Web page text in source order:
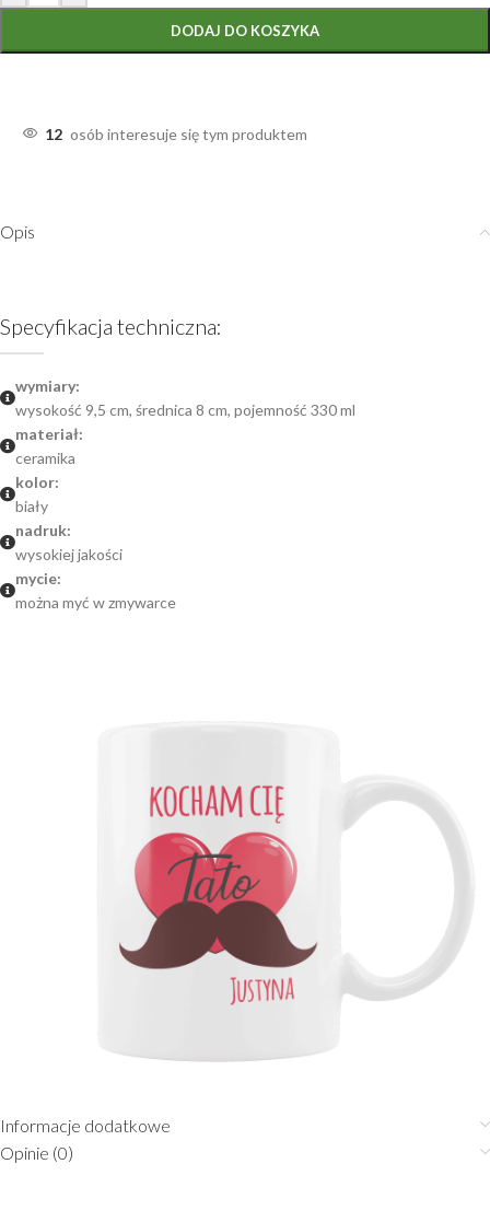
DODAJ DO KOSZYKA
12 osób interesuje się tym produktem
Opis
Specyfikacja techniczna:
wymiary:
wysokość 9,5 cm, średnica 8 cm, pojemność 330 ml
materiał:
ceramika
kolor:
biały
nadruk:
wysokiej jakości
mycie:
można myć w zmywarce
Informacje dodatkowe
Opinie (0)